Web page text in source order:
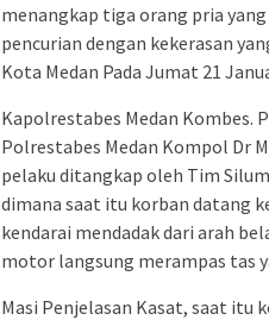
menangkap tiga orang pria
pencurian dengan kekerasan
Kota Medan Pada Jumat 21
Kapolrestabes Medan Kombes.
Polrestabes Medan Kompol Dr
pelaku ditangkap oleh Tim
dimana saat itu korban datang
kendarai mendadak dari arah
motor langsung merampas tas
Masi Penjelasan Kasat, saat itu